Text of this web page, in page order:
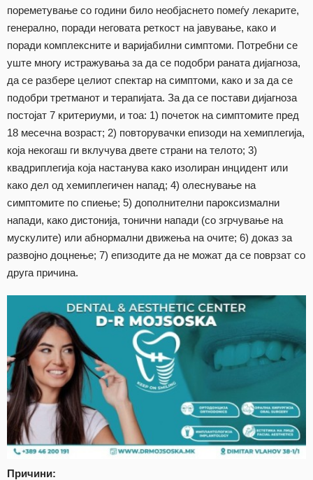
пореметување со години било необјаснето помеѓу лекарите,
генерално, поради неговата реткост на јавување, како и
поради комплексните и варијабилни симптоми. Потребни се
уште многу истражувања за да се подобри раната дијагноза,
да се разбере целиот спектар на симптоми, како и за да се
подобри третманот и терапијата. За да се постави дијагноза
постојат 7 критериуми, и тоа: 1) почеток на симптомите пред
18 месечна возраст; 2) повторувачки епизоди на хемиплегија,
која некогаш ги вклучува двете страни на телото; 3)
квадриплегија која настанува како изолиран инцидент или
како дел од хемиплегичен напад; 4) олеснување на
симптомите по спиење; 5) дополнителни пароксизмални
напади, како дистонија, тонични напади (со згрчување на
мускулите) или абнормални движења на очите; 6) доказ за
развојно доцнење; 7) епизодите да не можат да се поврзат со
друга причина.
Причини: